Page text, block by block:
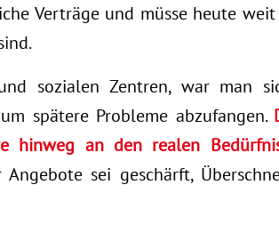
Verträge und müsse heute
sozialen Zentren, war man
spätere Probleme abzufangen.
hinweg an den realen
sei geschärft,